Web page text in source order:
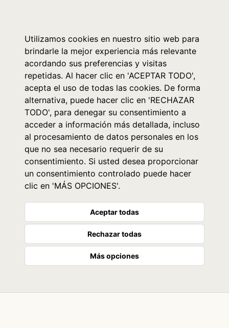
Utilizamos cookies en nuestro sitio web para
brindarle la mejor experiencia más relevante
acordando sus preferencias y visitas
repetidas. Al hacer clic en 'ACEPTAR TODO',
acepta el uso de todas las cookies. De forma
alternativa, puede hacer clic en 'RECHAZAR
TODO', para denegar su consentimiento a
acceder a información más detallada, incluso
al procesamiento de datos personales en los
que no sea necesario requerir de su
consentimiento. Si usted desea proporcionar
un consentimiento controlado puede hacer
clic en 'MÁS OPCIONES'.
Aceptar todas
Rechazar todas
Más opciones